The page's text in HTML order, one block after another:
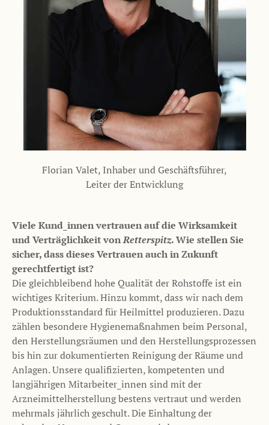
Florian Valet, Inhaber und Geschäftsführer,
Leiter der Entwicklung
Viele Kund_innen vertrauen auf die Wirksamkeit
und Verträglichkeit vonRetterspitz. Wie stellen Sie
sicher, dass dieses Vertrauen auch in Zukunft
gerechtfertigt ist?
Die gleichbleibend hohe Qualität der Rohstoffe ist ein
wichtiges Kriterium. Hinzu kommt, dass wir nach dem
Produktionsstandard für Heilmittel produzieren. Dazu
zählen besondere Hygienemaßnahmen beim Personal,
den Herstellungsräumen und den Herstellungsprozessen
bis hin zur dokumentierten Reinigung der Räume und
Anlagen. Unsere qualifizierten, kompetenten und
langjährigen Mitarbeiter_innen sind mit der
Arzneimittelherstellung bestens vertraut und werden
mehrmals jährlich geschult. Die Einhaltung der